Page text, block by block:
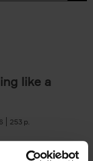
like a
253